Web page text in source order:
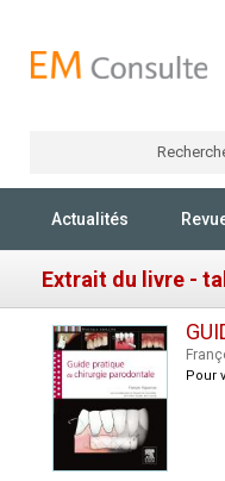
Actualités
Extrait du livre -
Pour